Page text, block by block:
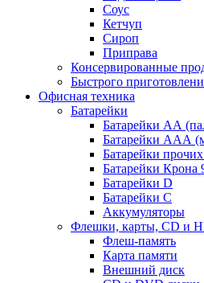
Соус
Кетчуп
Сироп
Приправа
Консервированные
Быстрого
Офисная техника
Батарейки
Батарейки АА
Батарейки ААА
Батарейки
Батарейки Крона
Батарейки D
Батарейки С
Аккумуляторы
Флешки, карты, CD и
Флеш-память
Карта памяти
Внешний диск